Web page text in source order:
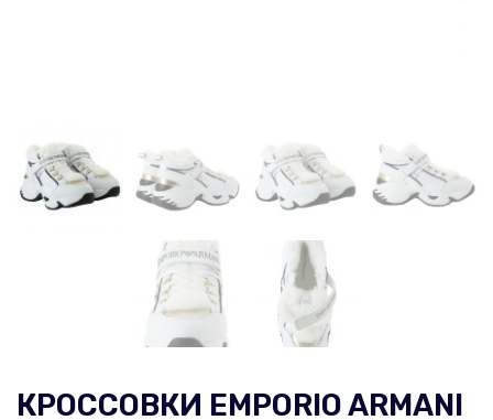
КРОССОВКИ EMPORIO ARMANI